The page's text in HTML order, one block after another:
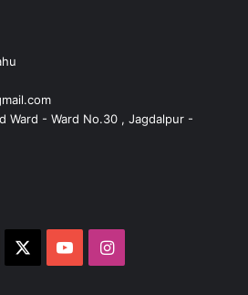
Ward - Ward No.30 , Jagdalpur -
YouTubeInstagram